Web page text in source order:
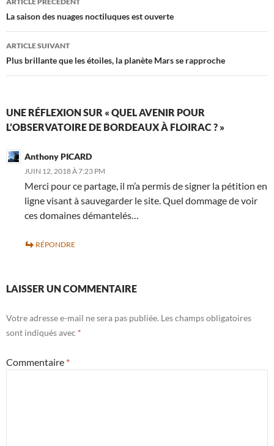
des
articles
La saison des nuages noctiluques est ouverte
ARTICLE SUIVANT
Plus brillante que les étoiles, la planète Mars se rapproche
UNE RÉFLEXION SUR « QUEL AVENIR POUR
L’OBSERVATOIRE DE BORDEAUX À FLOIRAC ? »
Anthony PICARD
JUIN 12, 2018 À 7:23 PM
Merci pour ce partage, il m’a permis de signer la pétition en
ligne visant à sauvegarder le site. Quel dommage de voir
ces domaines démantelés…
RÉPONDRE
LAISSER UN COMMENTAIRE
Votre adresse e-mail ne sera pas publiée. Les champs obligatoires
sont indiqués avec *
Commentaire *